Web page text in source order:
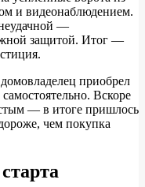
и видеонаблюдением.
—
защитой. Итог —
приобрел
Вскоре
— в итоге пришлось
чем покупка